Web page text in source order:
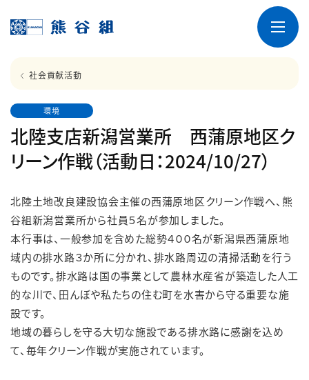
社会貢献活動
環境
北陸支店新潟営業所 西蒲原地区ク
リーン作戦（活動日：2024/10/27）
北陸土地改良建設協会主催の西蒲原地区クリーン作戦へ、熊
谷組新潟営業所から社員５名が参加しました。
本行事は、一般参加を含めた総勢４００名が新潟県西蒲原地
域内の排水路３か所に分かれ、排水路周辺の清掃活動を行う
ものです。排水路は国の事業として農林水産省が築造した人工
的な川で、田んぼや私たちの住む町を水害から守る重要な施
設です。
地域の暮らしを守る大切な施設である排水路に感謝を込め
て、毎年クリーン作戦が実施されています。